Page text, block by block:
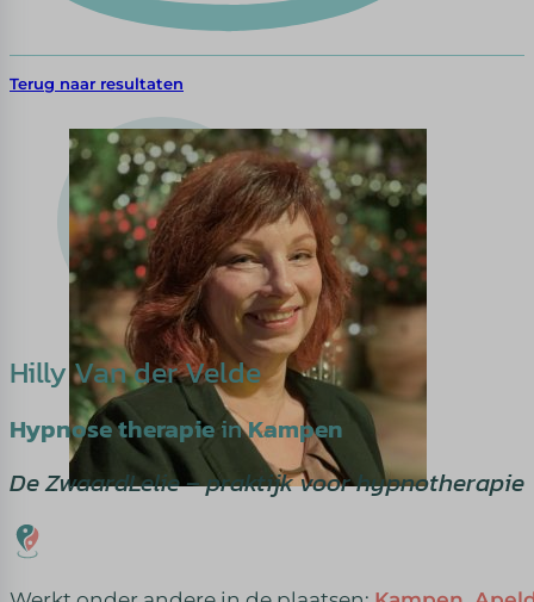
Terug naar resultaten
Hilly Van der Velde
Hypnose therapieinKampen
De ZwaardLelie – praktijk voor hypnotherapie